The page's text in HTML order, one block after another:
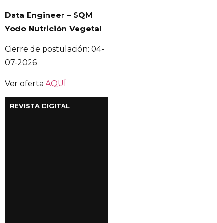
Data Engineer – SQM
Yodo Nutrición Vegetal
Cierre de postulación: 04-
07-2026
Ver oferta AQUÍ
REVISTA DIGITAL